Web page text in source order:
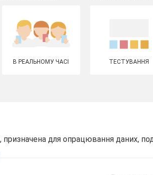
В РЕАЛЬНОМУ ЧАСІ ТЕСТУВАННЯ
призначена для опрацювання даних,